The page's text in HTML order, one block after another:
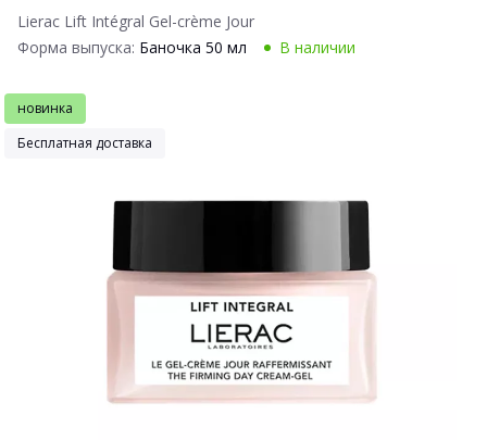
Lierac Lift Intégral Gel-crème Jour
Форма выпуска: Баночка 50 мл В наличии
новинка
Бесплатная доставка